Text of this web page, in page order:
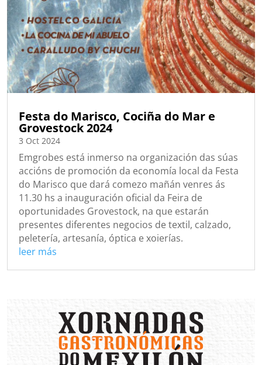
Festa do Marisco, Cociña do Mar e
Grovestock 2024
3 Oct 2024
Emgrobes está inmerso na organización das súas
accións de promoción da economía local da Festa
do Marisco que dará comezo mañán venres ás
11.30 hs a inauguración oficial da Feira de
oportunidades Grovestock, na que estarán
presentes diferentes negocios de textil, calzado,
peletería, artesanía, óptica e xoierías.
leer más